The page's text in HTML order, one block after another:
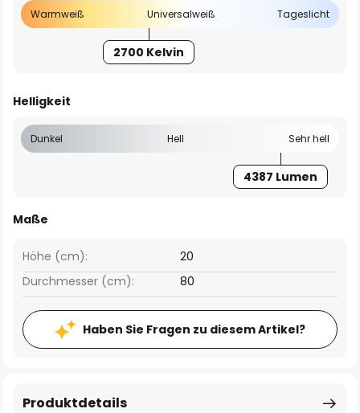
Warmweiß Universalweiß Tageslicht
2700 Kelvin
Helligkeit
Dunkel Hell Sehr hell
4387 Lumen
Maße
Höhe (cm):
20
Durchmesser (cm):
80
Haben Sie Fragen zu diesem Artikel?
Produktdetails